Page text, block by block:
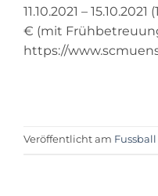
11.10.2021 –
€ (mit
https://
Veröffentlicht am Fussball